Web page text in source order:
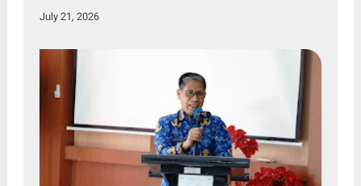
July 21, 2026